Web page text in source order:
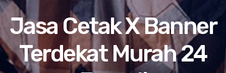
Jasa Cetak X Banner
Terdekat Murah 24